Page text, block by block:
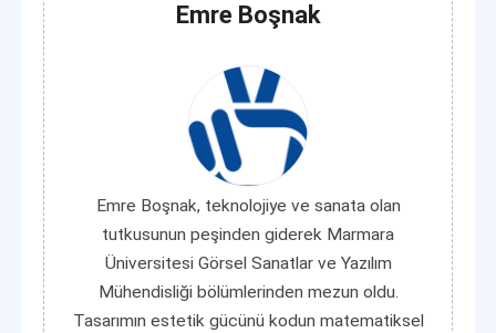
Emre Boşnak
Emre Boşnak, teknolojiye ve sanata olan
tutkusunun peşinden giderek Marmara
Üniversitesi Görsel Sanatlar ve Yazılım
Mühendisliği bölümlerinden mezun oldu.
Tasarımın estetik gücünü kodun matematiksel